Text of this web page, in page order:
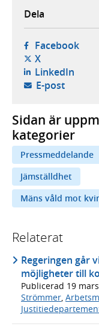
Dela
Facebook-
X- öppnas i
LinkedIn-
E-post-
Sidan är
kategorier
Pressmeddelande
Jämställdhet
Mäns våld mot
Relaterat
Regeringen går
möjligheter till
Publicerad 19
Strömmer